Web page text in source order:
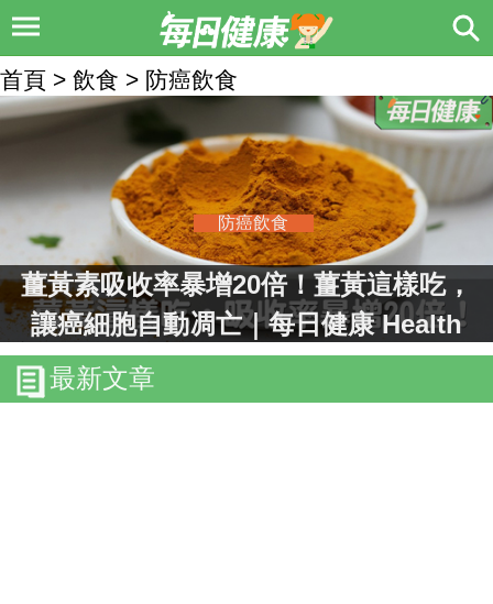
首頁 > 飲食 > 防癌飲食
防癌飲食
薑黃素吸收率暴增20倍！薑黃這樣吃，
讓癌細胞自動凋亡｜每日健康 Health
最新文章